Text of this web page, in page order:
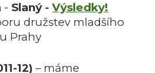
- Slaný -Výsledky!
družstev mladšího
Prahy
11-12) – máme